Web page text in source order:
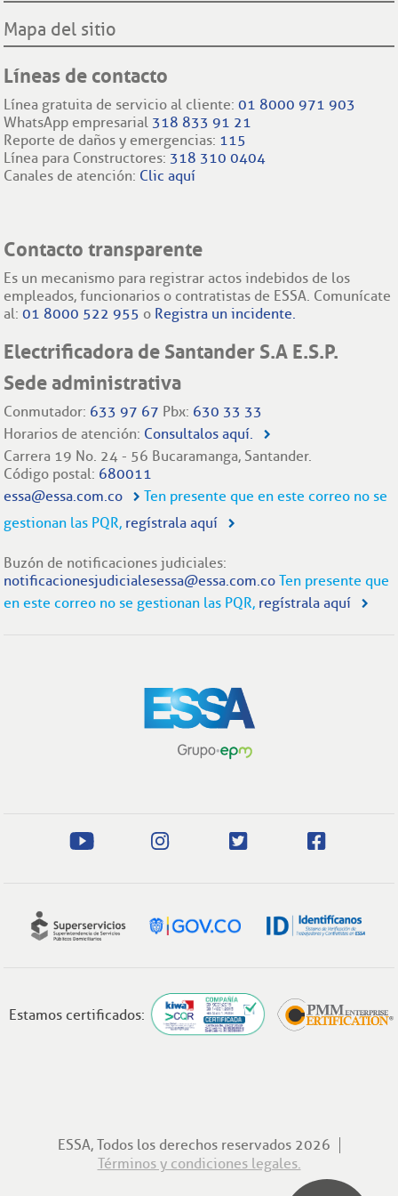
Mapa del sitio
Líneas de contacto
Línea gratuita de servicio al cliente:01 8000 971 903
WhatsApp empresarial 318 833 91 21
Reporte de daños y emergencias: 115
Línea para Constructores: 318 310 0404
Canales de atención: Clic aquí
Contacto transparente
Es un mecanismo para registrar actos indebidos de los
empleados, funcionarios o contratistas de ESSA. Comunícate
al:01 8000 522 955 o Registra un incidente.
Electrificadora de Santander S.A E.S.P.
Sede administrativa
Conmutador: 633 97 67 Pbx: 630 33 33
Horarios de atención: Consultalos aquí.
Carrera 19 No. 24 - 56 Bucaramanga, Santander.
Código postal: 680011
essa@essa.com.co
Ten presente que en este correo no se
gestionan las PQR, regístrala aquí
Buzón de notificaciones judiciales:
notificacionesjudicialesessa@essa.com.co Ten presente que
en este correo no se gestionan las PQR, regístrala aquí
Estamos certificados:
ESSA, Todos los derechos reservados 2026
Términos y condiciones legales.